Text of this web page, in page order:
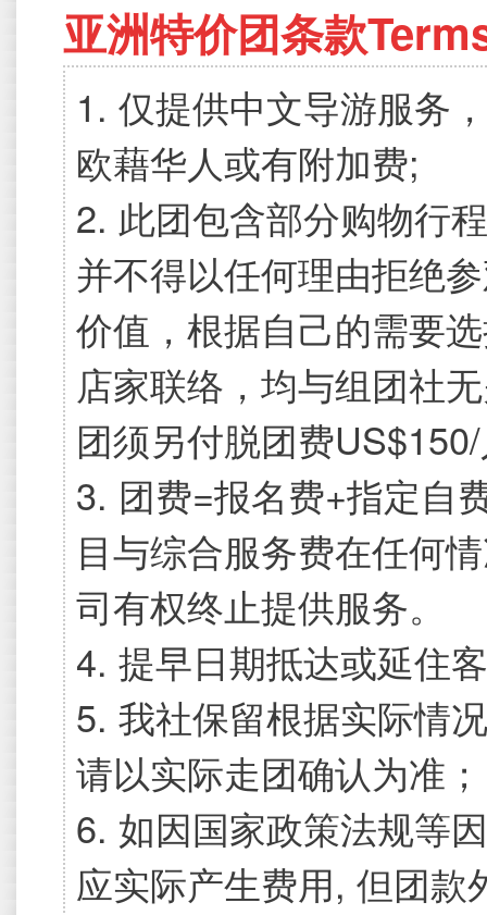
亚洲特价团条款
1. 仅提供中文导游服务
欧藉华人或有附加费;
2. 此团包含部分购物行
并不得以任何理由拒绝
价值，根据自己的需要
店家联络，均与组团社
团须另付脱团费
3. 团费=报名费+指定自
目与综合服务费在任何
司有权终止提供服务。
4. 提早日期抵达或延住
5. 我社保留根据实际情
请以实际走团确认为准；
6. 如因国家政策法规等
应实际产生费用, 但团款